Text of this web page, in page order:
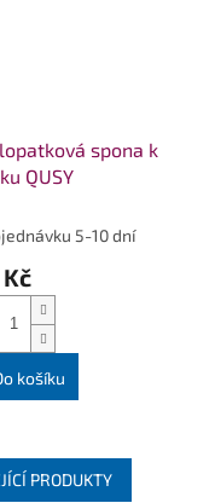
spona k
QUSY
5-10 dní
košíku
PRODUKTY